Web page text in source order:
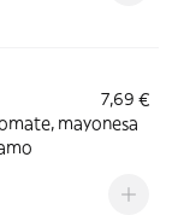
7,69 €
mayonesa